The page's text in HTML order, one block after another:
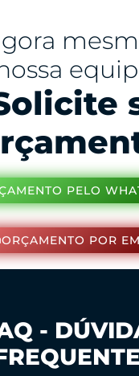
PELO
ORÇAMENTO POR
-